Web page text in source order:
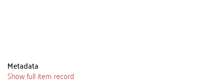
Metadata
Show full item record